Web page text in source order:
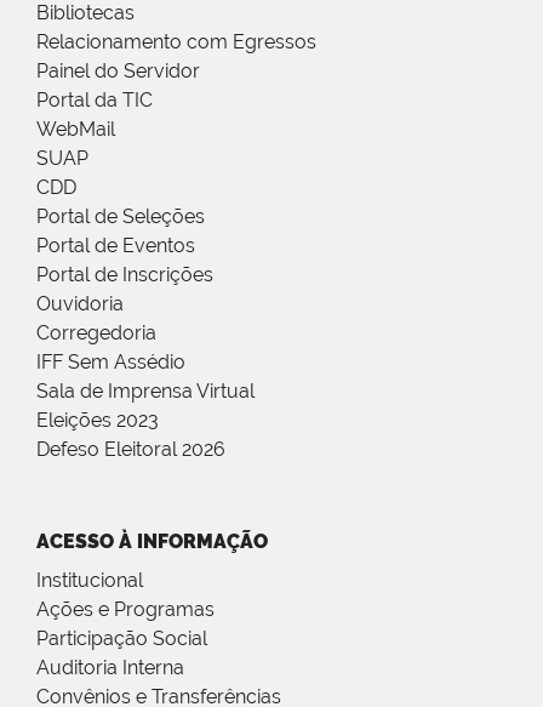
Bibliotecas
Relacionamento com Egressos
Painel do Servidor
Portal da TIC
WebMail
SUAP
CDD
Portal de Seleções
Portal de Eventos
Portal de Inscrições
Ouvidoria
Corregedoria
IFF Sem Assédio
Sala de Imprensa Virtual
Eleições 2023
Defeso Eleitoral 2026
ACESSO À INFORMAÇÃO
Institucional
Ações e Programas
Participação Social
Auditoria Interna
Convênios e Transferências